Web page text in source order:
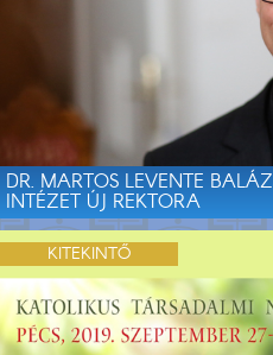
DR. MARTOS LEVENTE
INTÉZET ÚJ REKTORA
KITEKINTŐ